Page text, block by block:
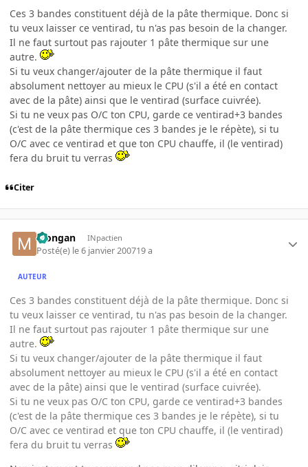
Ces 3 bandes constituent déjà de la pâte thermique. Donc si
tu veux laisser ce ventirad, tu n'as pas besoin de la changer.
Il ne faut surtout pas rajouter 1 pâte thermique sur une
autre.
Si tu veux changer/ajouter de la pâte thermique il faut
absolument nettoyer au mieux le CPU (s'il a été en contact
avec de la pâte) ainsi que le ventirad (surface cuivrée).
Si tu ne veux pas O/C ton CPU, garde ce ventirad+3 bandes
(c'est de la pâte thermique ces 3 bandes je le répète), si tu
O/C avec ce ventirad et que ton CPU chauffe, il (le ventirad)
fera du bruit tu verras
Citer
Mongan INpactien
Posté(e) le 6 janvier 200719 a
AUTEUR
Ces 3 bandes constituent déjà de la pâte thermique. Donc si
tu veux laisser ce ventirad, tu n'as pas besoin de la changer.
Il ne faut surtout pas rajouter 1 pâte thermique sur une
autre.
Si tu veux changer/ajouter de la pâte thermique il faut
absolument nettoyer au mieux le CPU (s'il a été en contact
avec de la pâte) ainsi que le ventirad (surface cuivrée).
Si tu ne veux pas O/C ton CPU, garde ce ventirad+3 bandes
(c'est de la pâte thermique ces 3 bandes je le répète), si tu
O/C avec ce ventirad et que ton CPU chauffe, il (le ventirad)
fera du bruit tu verras